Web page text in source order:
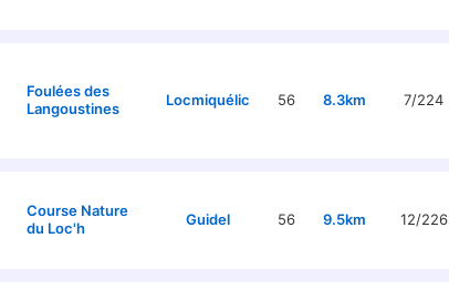
Foulées des
Langoustines
Locmiquélic 56 8.3km 7/224
Course Nature
du Loc'h
Guidel 56 9.5km 12/226